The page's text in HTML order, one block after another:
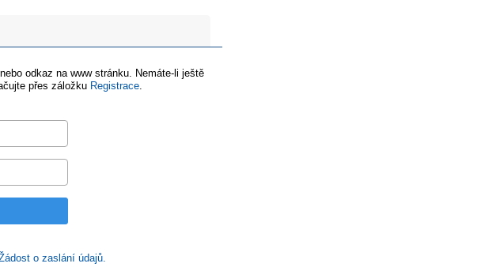
odkaz na www stránku. Nemáte-li ještě
přes záložku Registrace
o zaslání údajů.